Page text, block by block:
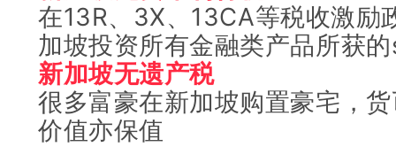
在13R、3X、13CA等税收激励
加坡投资所有金融类产品所获
新加坡无遗产税
很多富豪在新加坡购置豪宅，
价值亦保值